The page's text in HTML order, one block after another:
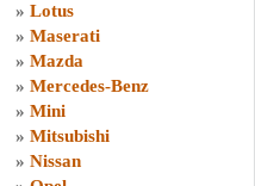
» Lotus
» Maserati
» Mazda
» Mercedes-Benz
» Mini
» Mitsubishi
» Nissan